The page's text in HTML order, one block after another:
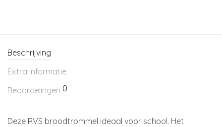
Beschrijving
Extra informatie
Beoordelingen 0
Deze RVS broodtrommel ideaal voor school. Het